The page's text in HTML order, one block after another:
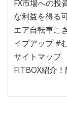
FX市場への投
な利益を得る
エア自転車こ
イプアップ #
サイトマップ
FITBOX紹介